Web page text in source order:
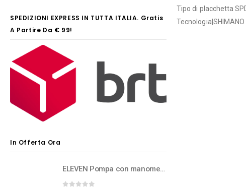
Tipo di placchetta
SPEDIZIONI EXPRESS IN TUTTA ITALIA. Gratis
A Partire Da € 99!
In Offerta Ora
ELEVEN Pompa con manometro per forcelle e rear shock ad aria